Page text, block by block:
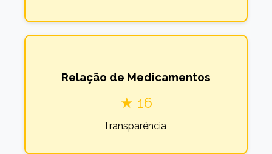
Relação de Medicamentos
★ 16
Transparência